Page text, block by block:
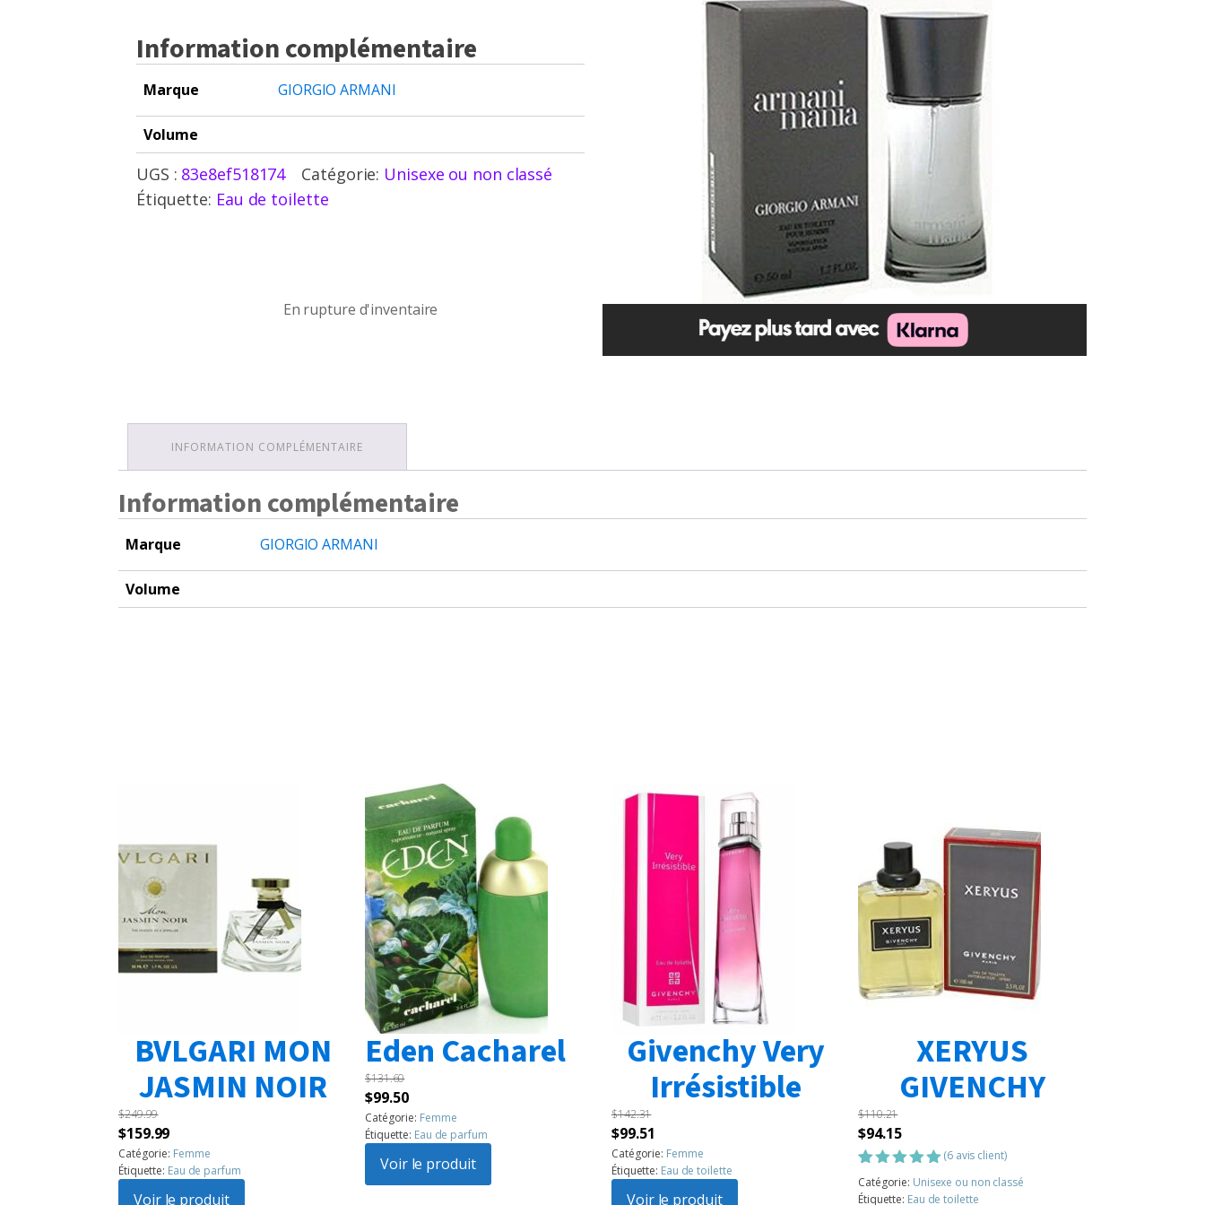
initial
actuel
Information complémentaire
Marque GIORGIO ARMANI
Volume
UGS : 83e8ef518174 Catégorie: Unisexe ou non classé
Étiquette: Eau de toilette
En rupture d'inventaire
INFORMATION COMPLÉMENTAIRE
Information complémentaire
Marque GIORGIO ARMANI
Volume
BVLGARI MON
JASMIN NOIR
$249.99
Le
prix
initial
était :
$159.99Le
prix
actuel
est :
Catégorie: Femme
Étiquette: Eau de parfum
Voir le produit
Eden Cacharel
$131.60
Le
prix
initial
était :
$131.60.
$99.50Le
prix
actuel
est :
$99.50.
Catégorie: Femme
Étiquette: Eau de parfum
Voir le produit
Givenchy Very
Irrésistible
$142.31
Le
prix
initial
était :
$99.51
prix
actuel
est :
Catégorie: Femme
Étiquette: Eau de toilette
Voir le produit
XERYUS
GIVENCHY
$110.21
Le
prix
initial
était :
$94.15Le
prix
actuel
est :
Noté5.00
sur 5
6
(6avis client)
Catégorie: Unisexe ou non classé
Étiquette: Eau de toilette